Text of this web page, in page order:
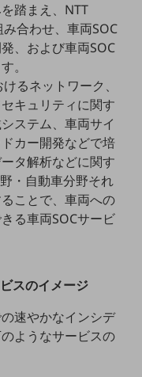
踏まえ、NTT
合わせ、車両SOC
、および車両SOC
。
るネットワーク、
キュリティに関す
ステム、車両サイ
カー開発などで培
タ解析などに関す
・自動車分野それ
ことで、車両への
る車両SOCサービ
スのイメージ
速やかなインシデ
ようなサービスの